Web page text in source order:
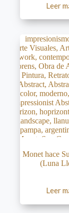
Leer
Monet hace
(Luna
Leer